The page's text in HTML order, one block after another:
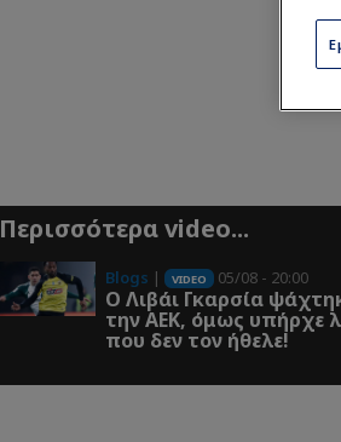
Περισσότερα video...
Blogs | VIDEO 05/08 - 20:00
O Λιβάι Γκαρσία
την ΑΕΚ, όμως υπήρχε
που δεν τον ήθελε!